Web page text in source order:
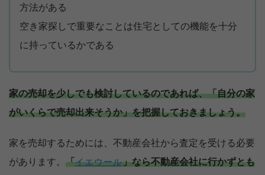
方法がある
空き家探しで重要なことは住宅としての機能を十分
に持っているかである
家の売却を少しでも検討しているのであれば、「自分の家
がいくらで売却出来そうか」を把握しておきましょう。
家を売却するためには、不動産会社から査定を受ける必要
があります。 「イエウール」なら不動産会社に行かずとも